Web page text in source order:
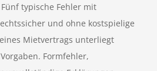
typische Fehler mit
und ohne kostspielige
Mietvertrags unterliegt
Formfehler,